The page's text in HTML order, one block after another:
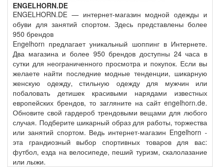
ENGELHORN.DE
ENGELHORN.DE — интернет-магазин модной одежды и
обуви для занятий спортом. Здесь представлены более
950 брендов
Engelhorn предлагает уникальный шоппинг в Интернете.
Два магазина и более 950 брендов доступны 24 часа в
сутки для неограниченного просмотра и покупок. Если вы
желаете найти последние модные тенденции, шикарную
женскую одежду, стильную одежду для мужчин или
побаловать детишек красивыми нарядами известных
европейских брендов, то загляните на сайт engelhorn.de.
Обновите свой гардероб трендовыми вещами для любого
случая. Подберите шикарный образ для работы, торжества
или занятий спортом. Ведь интернет-магазин Engelhorn -
эта грандиозный выбор спортивных товаров для вас:
футбол, езда на велосипеде, пеший туризм, скалолазание
или лыжи.